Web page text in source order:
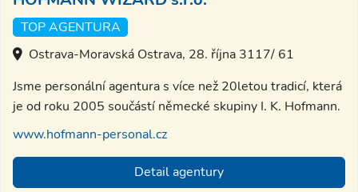
TOP AGENTURA
Ostrava-Moravská Ostrava, 28. října 3117/ 61
Jsme personální agentura s více než 20letou tradicí, která
je od roku 2005 součástí německé skupiny I. K. Hofmann.
www.hofmann-personal.cz
Detail agentury